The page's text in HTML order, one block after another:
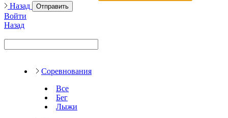
Назад
Отправить
Войти
Назад
Соревнования
Все
Бег
Лыжи